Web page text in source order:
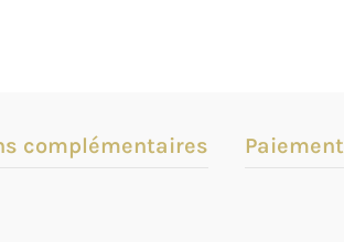
complémentaires Paiement